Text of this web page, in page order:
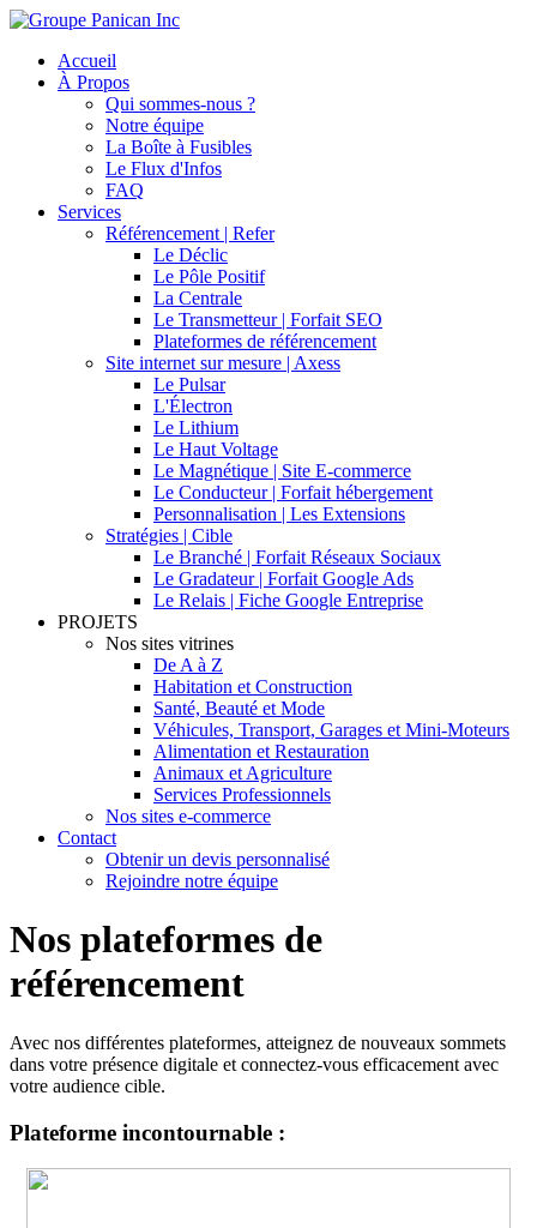
Accueil
À Propos
Qui sommes-nous ?
Notre équipe
La Boîte à Fusibles
Le Flux d'Infos
FAQ
Services
Référencement | Refer
Le Déclic
Le Pôle Positif
La Centrale
Le Transmetteur | Forfait SEO
Plateformes de référencement
Site internet sur mesure | Axess
Le Pulsar
L'Électron
Le Lithium
Le Haut Voltage
Le Magnétique | Site E-commerce
Le Conducteur | Forfait hébergement
Personnalisation | Les Extensions
Stratégies | Cible
Le Branché | Forfait Réseaux Sociaux
Le Gradateur | Forfait Google Ads
Le Relais | Fiche Google Entreprise
PROJETS
Nos sites vitrines
De A à Z
Habitation et Construction
Santé, Beauté et Mode
Véhicules, Transport, Garages et Mini-Moteurs
Alimentation et Restauration
Animaux et Agriculture
Services Professionnels
Nos sites e-commerce
Contact
Obtenir un devis personnalisé
Rejoindre notre équipe
Nos plateformes de
référencement
Avec nos différentes plateformes, atteignez de nouveaux sommets
dans votre présence digitale et connectez-vous efficacement avec
votre audience cible.
Plateforme incontournable :